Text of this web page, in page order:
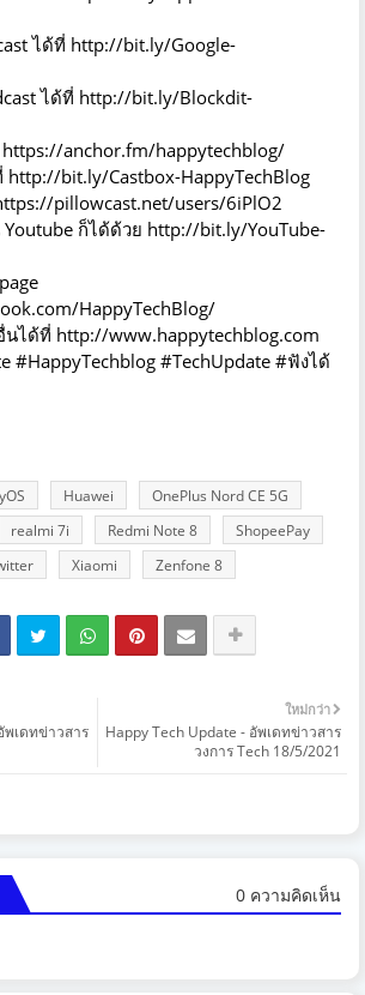
ได้ที่ http://bit.ly/Google-
ได้ที่ http://bit.ly/Blockdit-
https://anchor.fm/happytechblog/
http://bit.ly/Castbox-HappyTechBlog
pillowcast.net/users/6iPlO2
ก็ได้ด้วย http://bit.ly/YouTube-
HappyTechBlog/
นได้ที่ http://www.happytechblog.com
#HappyTechblog #TechUpdate #ฟังได้
Huawei
OnePlus Nord CE 5G
realmi 7i Redmi Note 8
ShopeePay
Xiaomi Zenfone 8
ใหม่กว่า
Happy Tech Update - อัพเดทข่าวสาร
วงการ Tech 18/5/2021
พเดทข่าวสาร
0 ความคิดเห็น